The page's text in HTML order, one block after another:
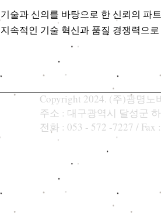
기술과 신의를 바탕으로 한 신뢰의 파
지속적인 기술 혁신과 품질 경쟁력으
Copyright 2024. (주)광명
주소 : 대구광역시 달성군
전화 : 053 - 572 -7227 / Fax